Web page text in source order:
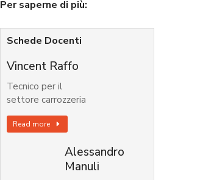
Per saperne di più:
Schede Docenti
Vincent Raffo
Tecnico per il
settore carrozzeria
Read more
Alessandro
Manuli